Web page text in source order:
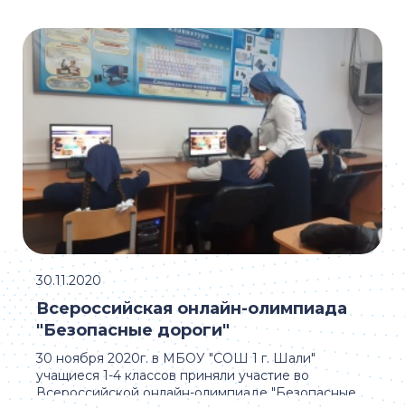
30 ноября 2020г. в МБОУ "СОШ 1 г. Шали"
учащиеся 1-4 классов приняли участие во
Всероссийской онлайн-олимпиаде "Безопасные
Всероссийская онлайн-олимпиада
"Безопасные дороги"
30.11.2020